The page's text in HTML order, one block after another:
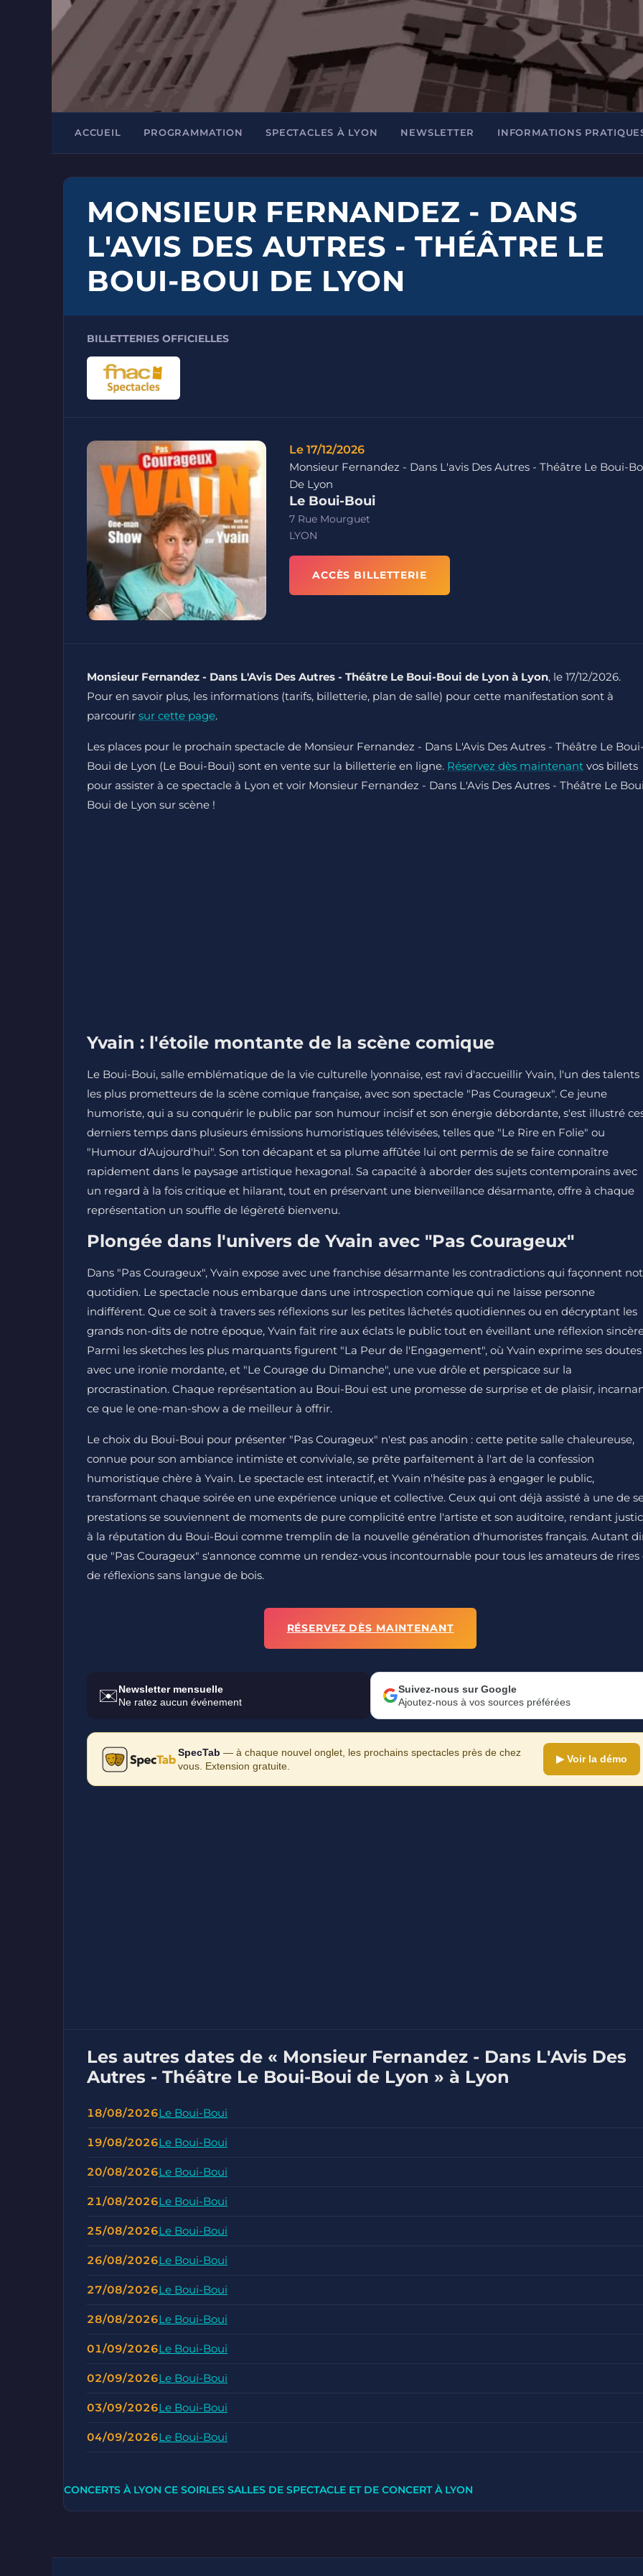
ACCUEIL PROGRAMMATION SPECTACLES À LYON NEWSLETTER INFORMATIONS
MONSIEUR FERNANDEZ - DANS
L'AVIS DES AUTRES - THÉÂTRE LE
BOUI-BOUI DE LYON
BILLETTERIES OFFICIELLES
Le 17/12/2026
Monsieur Fernandez - Dans L'avis Des Autres - Théâtre Le Boui-
De Lyon
Le Boui-Boui
7 Rue Mourguet
LYON
ACCÈS BILLETTERIE
Monsieur Fernandez - Dans L'Avis Des Autres - Théâtre Le Boui-Boui de Lyon à Lyon, le 17/12/2026.
Pour en savoir plus, les informations (tarifs, billetterie, plan de salle) pour cette manifestation sont à
parcourir sur cette page.
Les places pour le prochain spectacle de Monsieur Fernandez - Dans L'Avis Des Autres - Théâtre Le
Boui de Lyon (Le Boui-Boui) sont en vente sur la billetterie en ligne. Réservez dès maintenant vos billets
pour assister à ce spectacle à Lyon et voir Monsieur Fernandez - Dans L'Avis Des Autres - Théâtre Le
Boui de Lyon sur scène !
Yvain : l'étoile montante de la scène comique
Le Boui-Boui, salle emblématique de la vie culturelle lyonnaise, est ravi d'accueillir Yvain, l'un des talents
les plus prometteurs de la scène comique française, avec son spectacle "Pas Courageux". Ce jeune
humoriste, qui a su conquérir le public par son humour incisif et son énergie débordante, s'est illustré
derniers temps dans plusieurs émissions humoristiques télévisées, telles que "Le Rire en Folie" ou
"Humour d'Aujourd'hui". Son ton décapant et sa plume affûtée lui ont permis de se faire connaître
rapidement dans le paysage artistique hexagonal. Sa capacité à aborder des sujets contemporains avec
un regard à la fois critique et hilarant, tout en préservant une bienveillance désarmante, offre à chaque
représentation un souffle de légèreté bienvenu.
Plongée dans l'univers de Yvain avec "Pas Courageux"
Dans "Pas Courageux", Yvain expose avec une franchise désarmante les contradictions qui façonnent
quotidien. Le spectacle nous embarque dans une introspection comique qui ne laisse personne
indifférent. Que ce soit à travers ses réflexions sur les petites lâchetés quotidiennes ou en décryptant les
grands non-dits de notre époque, Yvain fait rire aux éclats le public tout en éveillant une réflexion
Parmi les sketches les plus marquants figurent "La Peur de l'Engagement", où Yvain exprime ses doutes
avec une ironie mordante, et "Le Courage du Dimanche", une vue drôle et perspicace sur la
procrastination. Chaque représentation au Boui-Boui est une promesse de surprise et de plaisir,
ce que le one-man-show a de meilleur à offrir.
Le choix du Boui-Boui pour présenter "Pas Courageux" n'est pas anodin : cette petite salle chaleureuse,
connue pour son ambiance intimiste et conviviale, se prête parfaitement à l'art de la confession
humoristique chère à Yvain. Le spectacle est interactif, et Yvain n'hésite pas à engager le public,
transformant chaque soirée en une expérience unique et collective. Ceux qui ont déjà assisté à une de
prestations se souviennent de moments de pure complicité entre l'artiste et son auditoire, rendant
à la réputation du Boui-Boui comme tremplin de la nouvelle génération d'humoristes français. Autant
que "Pas Courageux" s'annonce comme un rendez-vous incontournable pour tous les amateurs de rires
de réflexions sans langue de bois.
RÉSERVEZ DÈS MAINTENANT
✉️Newsletter mensuelle
Ne ratez aucun événement
Suivez-nous sur Google
Ajoutez-nous à vos sources préférées
SpecTab — à chaque nouvel onglet, les prochains spectacles près de chez
vous. Extension gratuite.
▶ Voir la démo
Les autres dates de « Monsieur Fernandez - Dans L'Avis Des
Autres - Théâtre Le Boui-Boui de Lyon » à Lyon
18/08/2026Le Boui-Boui
19/08/2026Le Boui-Boui
20/08/2026Le Boui-Boui
21/08/2026Le Boui-Boui
25/08/2026Le Boui-Boui
26/08/2026Le Boui-Boui
27/08/2026Le Boui-Boui
28/08/2026Le Boui-Boui
01/09/2026Le Boui-Boui
02/09/2026Le Boui-Boui
03/09/2026Le Boui-Boui
04/09/2026Le Boui-Boui
CONCERTS À LYON CE SOIRLES SALLES DE SPECTACLE ET DE CONCERT À LYON